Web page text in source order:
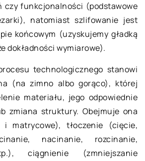
czy funkcjonalności (podstawowe
natomiast szlifowanie jest
końcowym (uzyskujemy gładką
dokładności wymiarowe).
technologicznego stanowi
(na zimno albo gorąco), której
materiału, jego odpowiednie
zmiana struktury. Obejmuje ona
i matrycowe), tłoczenie (cięcie,
nacinanie, rozcinanie,
ciągnienie (zmniejszanie